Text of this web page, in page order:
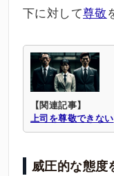
下に対して尊敬
【関連記事】
上司を尊敬できない
威圧的な態度